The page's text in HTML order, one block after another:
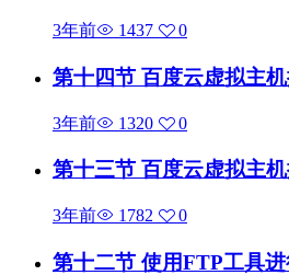
3年前 1437 0
第十四节 百度云虚拟主
3年前 1320 0
第十三节 百度云虚拟主
3年前 1782 0
第十二节 使用FTP工具